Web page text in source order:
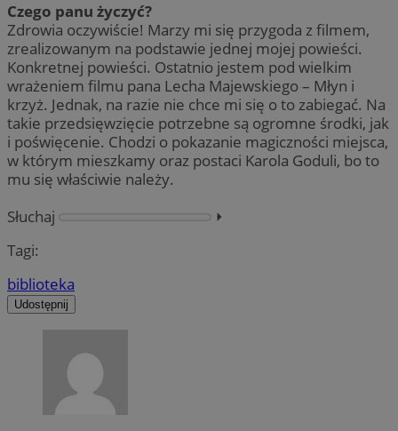
Czego panu życzyć?
Zdrowia oczywiście! Marzy mi się przygoda z filmem,
zrealizowanym na podstawie jednej mojej powieści.
Konkretnej powieści. Ostatnio jestem pod wielkim
wrażeniem filmu pana Lecha Majewskiego – Młyn i
krzyż. Jednak, na razie nie chce mi się o to zabiegać. Na
takie przedsięwzięcie potrzebne są ogromne środki, jak
i poświęcenie. Chodzi o pokazanie magiczności miejsca,
w którym mieszkamy oraz postaci Karola Goduli, bo to
mu się właściwie należy.
Słuchaj
⏵︎
Tagi:
biblioteka
Udostępnij